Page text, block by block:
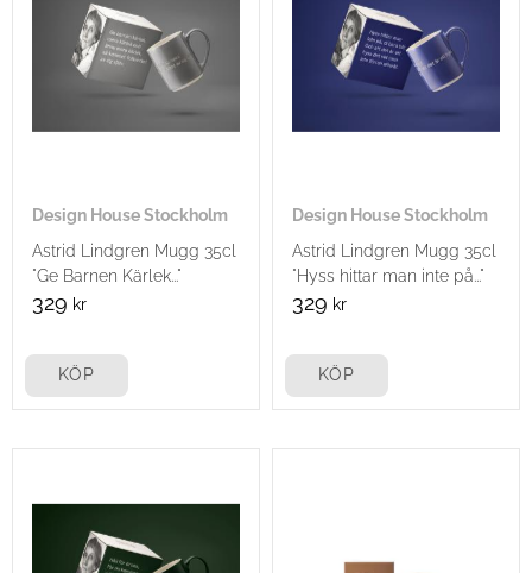
Design House Stockholm
Astrid Lindgren Mugg 35cl
"Ge Barnen Kärlek..."
329 kr
KÖP
Design House Stockholm
Astrid Lindgren Mugg 35cl
"Hyss hittar man inte på..."
329 kr
KÖP